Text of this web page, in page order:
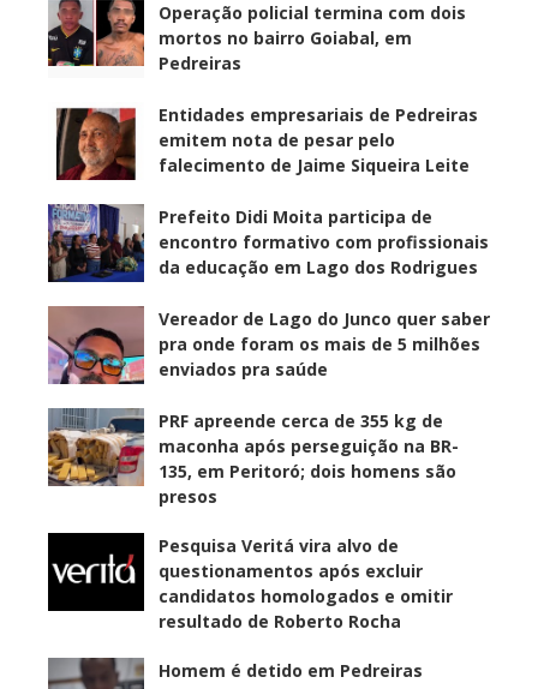
Operação policial termina com dois
mortos no bairro Goiabal, em
Pedreiras
Entidades empresariais de Pedreiras
emitem nota de pesar pelo
falecimento de Jaime Siqueira Leite
Prefeito Didi Moita participa de
encontro formativo com profissionais
da educação em Lago dos Rodrigues
Vereador de Lago do Junco quer saber
pra onde foram os mais de 5 milhões
enviados pra saúde
PRF apreende cerca de 355 kg de
maconha após perseguição na BR-
135, em Peritoró; dois homens são
presos
Pesquisa Veritá vira alvo de
questionamentos após excluir
candidatos homologados e omitir
resultado de Roberto Rocha
Homem é detido em Pedreiras